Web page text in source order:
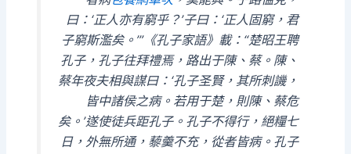
曰：‘正人亦有窮乎？’子曰：‘正人固窮，君
子窮斯濫矣。’”《孔子家語》載：“楚昭王聘
孔子，孔子往拜禮焉，路出于陳、蔡。陳、
蔡年夜夫相與謀曰：‘孔子圣賢，其所刺譏，
皆中諸侯之病。若用于楚，則陳、蔡危
矣。’遂使徒兵距孔子。孔子不得行，絕糧七
日，外無所通，藜羹不充，從者皆病。孔子